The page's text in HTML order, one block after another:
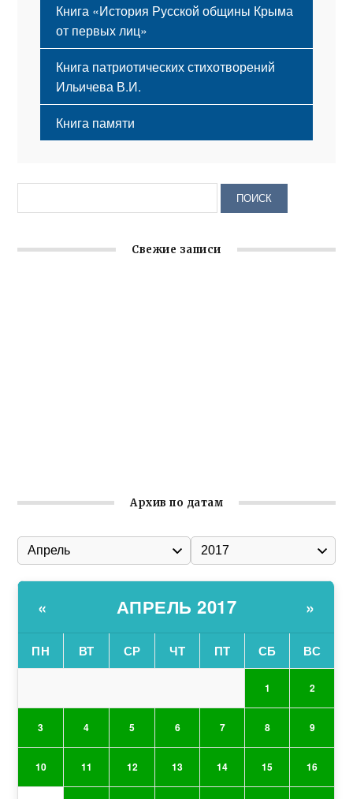
Книга «История Русской общины Крыма
от первых лиц»
Книга патриотических стихотворений
Ильичева В.И.
Книга памяти
Свежие записи
Архив по датам
« АПРЕЛЬ 2017 »
ПН ВТ СР ЧТ ПТ СБ ВС
1 2
3 4 5 6 7 8 9
10 11 12 13 14 15 16